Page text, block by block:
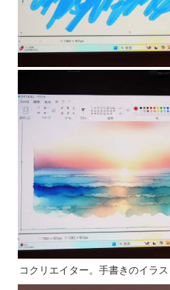
コクリエイター。手書きのイラ